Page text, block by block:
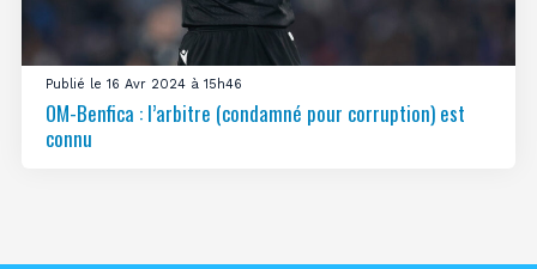
Publié le 16 Avr 2024 à 15h46
OM-Benfica : l’arbitre (condamné pour corruption) est
connu